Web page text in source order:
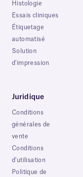
Histologie
Essais cliniques
Étiquetage
automatisé
Solution
d'impression
Juridique
Conditions
générales de
vente
Conditions
d'utilisation
Politique de